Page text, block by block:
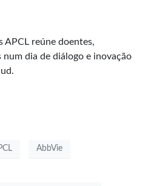
APCL reúne doentes,
num dia de diálogo e inovação
AbbVie